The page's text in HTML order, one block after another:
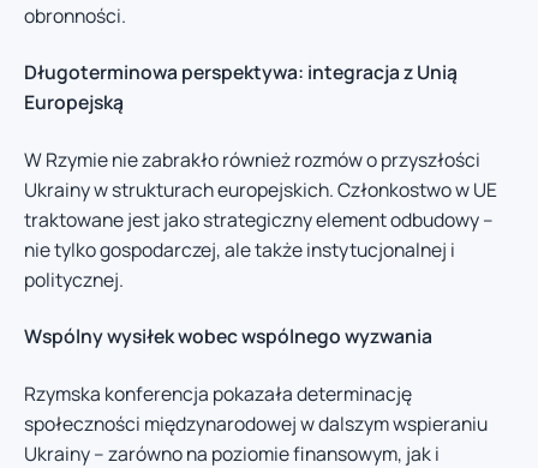
obronności.
Długoterminowa perspektywa: integracja z Unią
Europejską
W Rzymie nie zabrakło również rozmów o przyszłości
Ukrainy w strukturach europejskich. Członkostwo w UE
traktowane jest jako strategiczny element odbudowy –
nie tylko gospodarczej, ale także instytucjonalnej i
politycznej.
Wspólny wysiłek wobec wspólnego wyzwania
Rzymska konferencja pokazała determinację
społeczności międzynarodowej w dalszym wspieraniu
Ukrainy – zarówno na poziomie finansowym, jak i